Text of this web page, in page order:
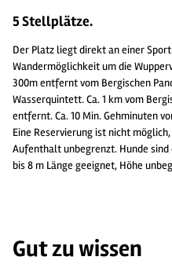
5 Stellplätze.
Der Platz liegt direkt an einer
Wandermöglichkeit um die
300m entfernt vom Bergischen
Wasserquintett. Ca. 1 km vom
entfernt. Ca. 10 Min. Gehminuten
Eine Reservierung ist nicht
Aufenthalt unbegrenzt. Hunde
bis 8 m Länge geeignet, Höhe
Gut zu wissen